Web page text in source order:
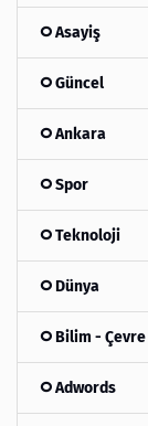
Asayiş
Güncel
Ankara
Spor
Teknoloji
Dünya
Bilim - Çevre
Adwords